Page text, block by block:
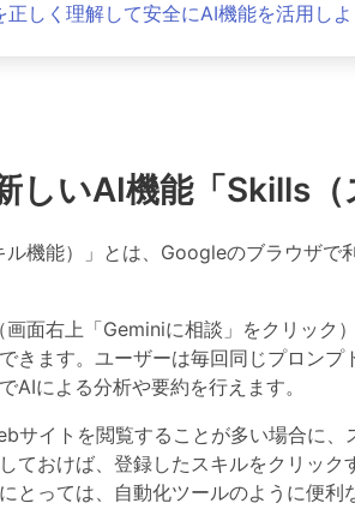
正しく理解して安全にAI機能を活用しよ
しいAI機能「Skills（
ル機能）」とは、Googleのブラウザで
面右上「Geminiに相談」をクリック
できます。ユーザーは毎回同じプロン
AIによる分析や要約を行えます。
サイトを閲覧することが多い場合に
ておけば、登録したスキルをクリッ
とっては、自動化ツールのように便利